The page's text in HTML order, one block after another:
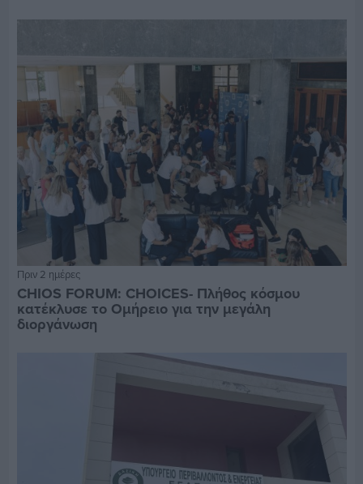
Πριν 2 ημέρες
CHIOS FORUM: CHOICES- Πλήθος κόσμου
κατέκλυσε το Ομήρειο για την μεγάλη
διοργάνωση